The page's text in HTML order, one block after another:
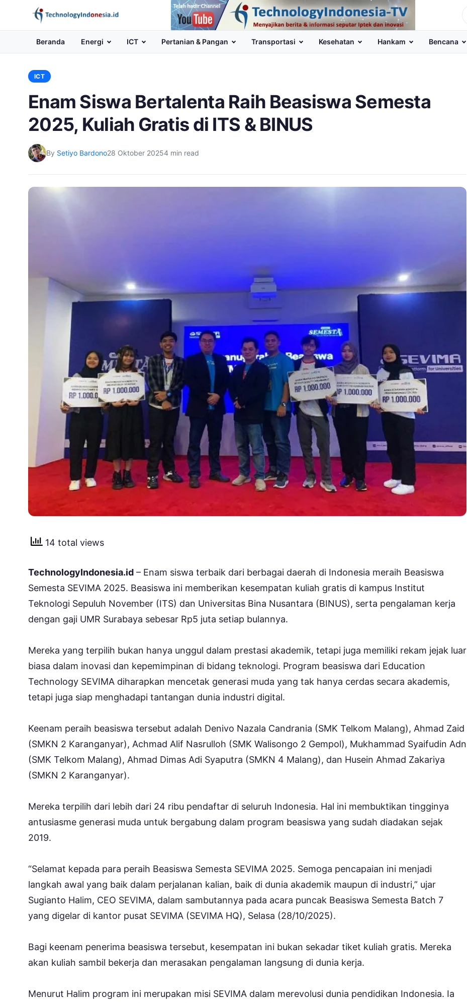
Channel
Youtube
Beranda Energi ICT Pertanian & Pangan Transportasi Kesehatan Hankam Bencana
ICT
Enam Siswa Bertalenta Raih Beasiswa Semesta
2025, Kuliah Gratis di ITS & BINUS
By Setiyo Bardono28 Oktober 20254 min read
14 total views
TechnologyIndonesia.id – Enam siswa terbaik dari berbagai daerah di Indonesia meraih Beasiswa
Semesta SEVIMA 2025. Beasiswa ini memberikan kesempatan kuliah gratis di kampus Institut
Teknologi Sepuluh November (ITS) dan Universitas Bina Nusantara (BINUS), serta pengalaman kerja
dengan gaji UMR Surabaya sebesar Rp5 juta setiap bulannya.
Mereka yang terpilih bukan hanya unggul dalam prestasi akademik, tetapi juga memiliki rekam jejak luar
biasa dalam inovasi dan kepemimpinan di bidang teknologi. Program beasiswa dari Education
Technology SEVIMA diharapkan mencetak generasi muda yang tak hanya cerdas secara akademis,
tetapi juga siap menghadapi tantangan dunia industri digital.
Keenam peraih beasiswa tersebut adalah Denivo Nazala Candrania (SMK Telkom Malang), Ahmad Zaid
(SMKN 2 Karanganyar), Achmad Alif Nasrulloh (SMK Walisongo 2 Gempol), Mukhammad Syaifudin Adn
(SMK Telkom Malang), Ahmad Dimas Adi Syaputra (SMKN 4 Malang), dan Husein Ahmad Zakariya
(SMKN 2 Karanganyar).
Mereka terpilih dari lebih dari 24 ribu pendaftar di seluruh Indonesia. Hal ini membuktikan tingginya
antusiasme generasi muda untuk bergabung dalam program beasiswa yang sudah diadakan sejak
2019.
“Selamat kepada para peraih Beasiswa Semesta SEVIMA 2025. Semoga pencapaian ini menjadi
langkah awal yang baik dalam perjalanan kalian, baik di dunia akademik maupun di industri,” ujar
Sugianto Halim, CEO SEVIMA, dalam sambutannya pada acara puncak Beasiswa Semesta Batch 7
yang digelar di kantor pusat SEVIMA (SEVIMA HQ), Selasa (28/10/2025).
Bagi keenam penerima beasiswa tersebut, kesempatan ini bukan sekadar tiket kuliah gratis. Mereka
akan kuliah sambil bekerja dan merasakan pengalaman langsung di dunia kerja.
Menurut Halim program ini merupakan misi SEVIMA dalam merevolusi dunia pendidikan Indonesia. Ia